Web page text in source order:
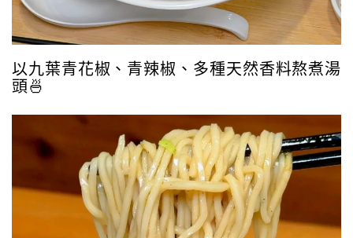
以九葉青花椒、青辣椒、多種天然香料熬煮湯
頭🍜